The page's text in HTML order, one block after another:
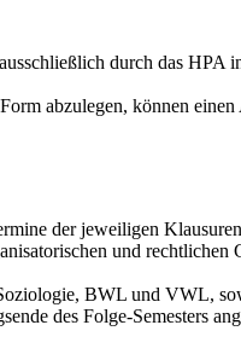
durch das HPA
abzulegen, können
der jeweiligen
und
BWL und VWL,
des Folge-Semesters